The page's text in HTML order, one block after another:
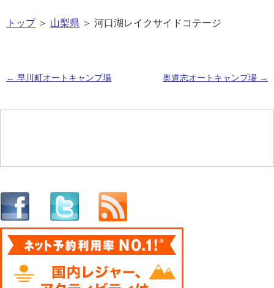
トップ＞ 山梨県 ＞ 河口湖レイクサイドコテージ
← 早川町オートキャンプ場 奥道志オートキャンプ場 →